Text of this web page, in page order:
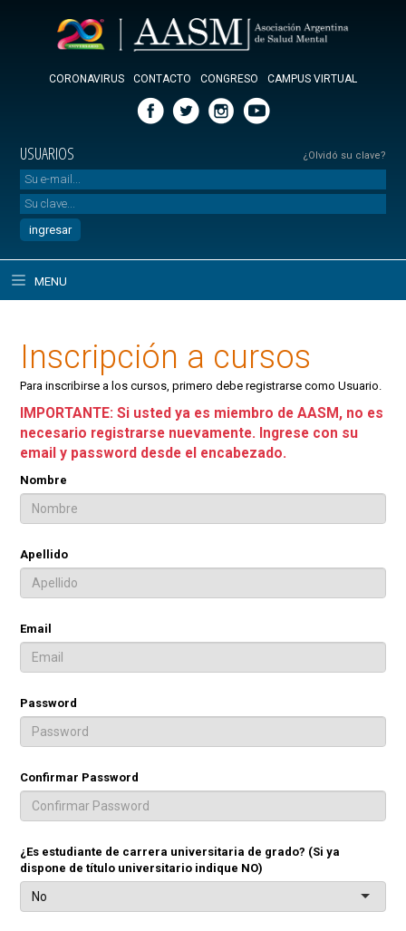
CORONAVIRUS CONTACTO CONGRESO CAMPUS VIRTUAL
USUARIOS ¿Olvidó su clave?
MENU
Inscripción a cursos
Para inscribirse a los cursos, primero debe registrarse como Usuario.
IMPORTANTE: Si usted ya es miembro de AASM, no es
necesario registrarse nuevamente. Ingrese con su
email y password desde el encabezado.
Nombre
Apellido
Email
Password
Confirmar Password
¿Es estudiante de carrera universitaria de grado? (Si ya
dispone de título universitario indique NO)
No